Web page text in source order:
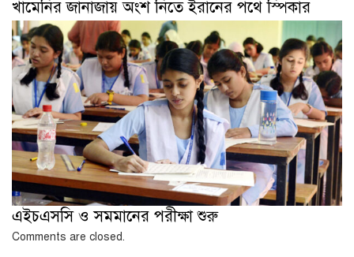
খামেনির জানাজায় অংশ নিতে ইরানের পথে স্পিকার
এইচএসসি ও সমমানের পরীক্ষা শুরু
Comments are closed.